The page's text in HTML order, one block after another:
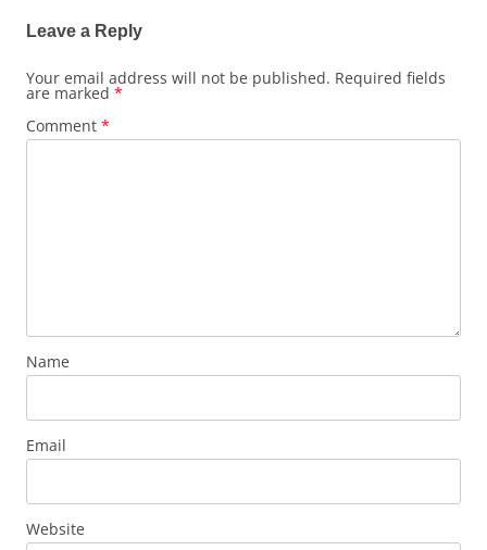
Leave a Reply
Your email address will not be published. Required fields
are marked *
Comment *
Name
Email
Website